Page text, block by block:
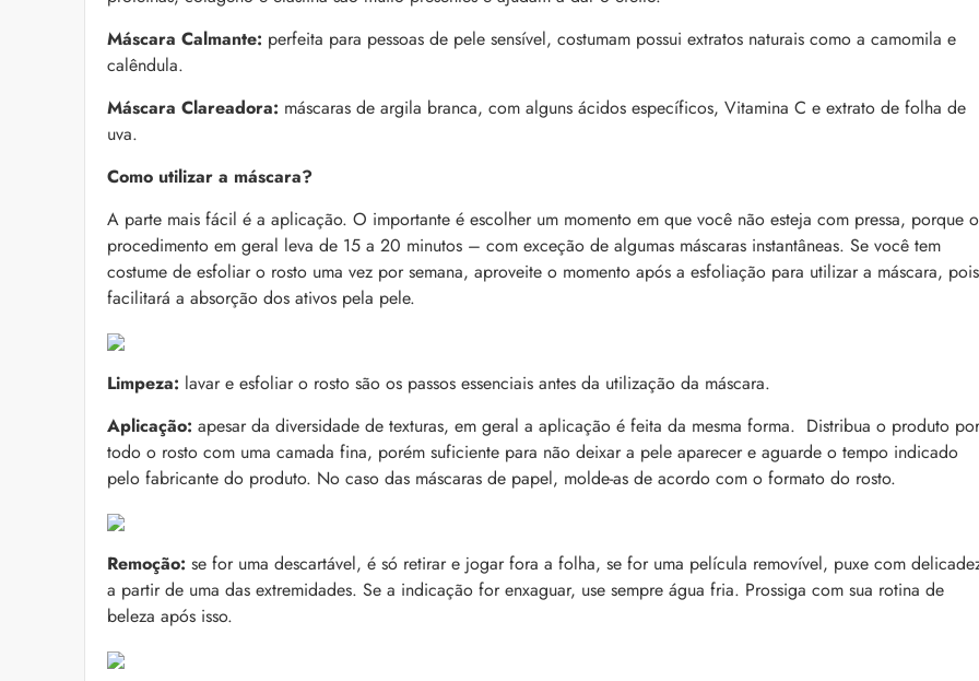
Máscara Calmante: perfeita para pessoas de pele sensível, costumam possui extratos naturais como a camomila e
calêndula.
Máscara Clareadora: máscaras de argila branca, com alguns ácidos específicos, Vitamina C e extrato de folha de
uva.
Como utilizar a máscara?
A parte mais fácil é a aplicação. O importante é escolher um momento em que você não esteja com pressa, porque o
procedimento em geral leva de 15 a 20 minutos – com exceção de algumas máscaras instantâneas. Se você tem
costume de esfoliar o rosto uma vez por semana, aproveite o momento após a esfoliação para utilizar a máscara, pois
facilitará a absorção dos ativos pela pele.
Limpeza: lavar e esfoliar o rosto são os passos essenciais antes da utilização da máscara.
Aplicação: apesar da diversidade de texturas, em geral a aplicação é feita da mesma forma. Distribua o produto por
todo o rosto com uma camada fina, porém suficiente para não deixar a pele aparecer e aguarde o tempo indicado
pelo fabricante do produto. No caso das máscaras de papel, molde-as de acordo com o formato do rosto.
Remoção: se for uma descartável, é só retirar e jogar fora a folha, se for uma película removível, puxe com
a partir de uma das extremidades. Se a indicação for enxaguar, use sempre água fria. Prossiga com sua rotina de
beleza após isso.